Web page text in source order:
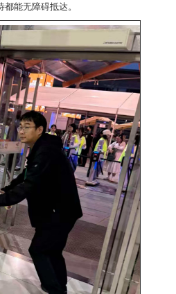
能无障碍抵达。